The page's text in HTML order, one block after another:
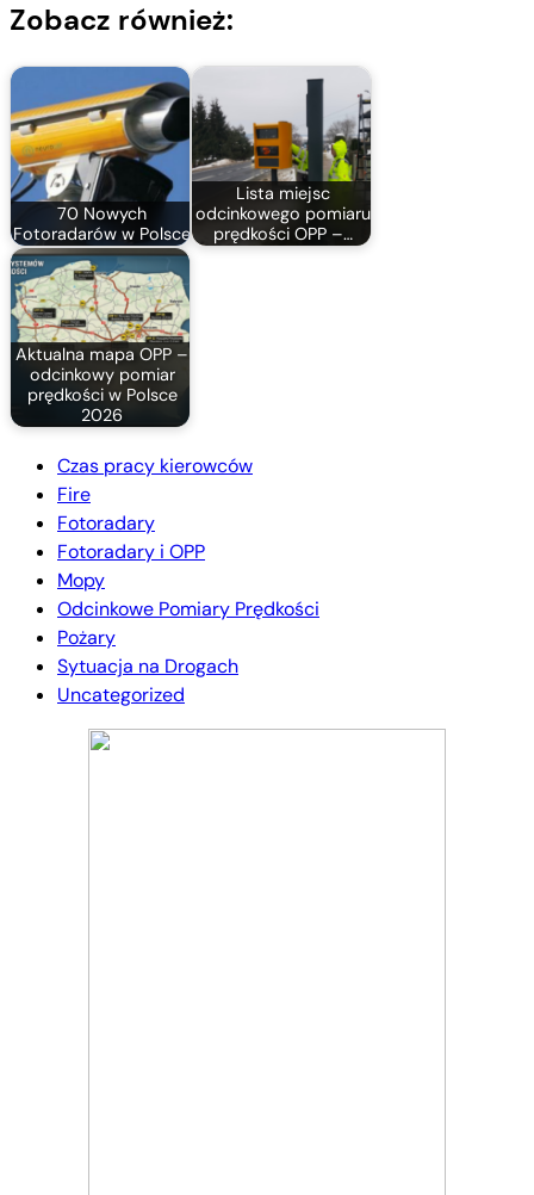
Zobacz również:
70 Nowych
Fotoradarów w Polsce
Lista miejsc
odcinkowego pomiaru
prędkości OPP –…
Aktualna mapa OPP –
odcinkowy pomiar
prędkości w Polsce
2026
Czas pracy kierowców
Fire
Fotoradary
Fotoradary i OPP
Mopy
Odcinkowe Pomiary Prędkości
Pożary
Sytuacja na Drogach
Uncategorized